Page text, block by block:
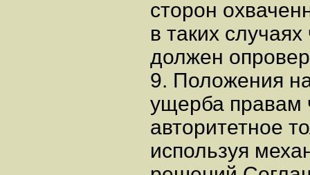
сторон
в таких
должен
9. Положения
ущерба правам
авторитетное
используя